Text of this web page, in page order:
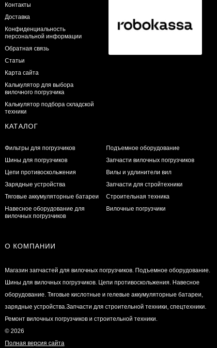
Контакты
Доставка
Конфиденциальность
персональной информации
Обратная связь
Статьи
Карта сайта
Калькулятор для выбора
вилочного погрузчика
Калькулятор подбора складской
техники
КАТАЛОГ
Фильтры для погрузчиков
Шины для погрузчиков
Цепи противоскольжения
Зарядные устройства
Тяговые аккумуляторные батареи
Навесное оборудование для
вилочных погрузчиков
Подъемное оборудование
Запчасти вилочных погрузчиков
Вилы и удлинители вил
Запчасти для стройтехники
Строительная техника
Вилочные погрузчики
О КОМПАНИИ
Магазин запчастей для вилочных погрузчиков. Подъемное оборудование.
Шины для вилочных погрузчиков. Цепи противоскольжения. Навесное
оборудование. Тяговые кислотные и гелевые аккумуляторные батареи,
зарядные устройства.Запчасти для строительной техники, спецтехники.
Ремонт вилочных погрузчиков и строительной техники.
© 2026
Полная версия сайта